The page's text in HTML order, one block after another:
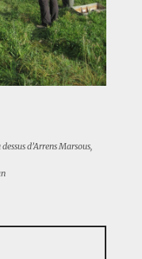
d’Arrens Marsous,